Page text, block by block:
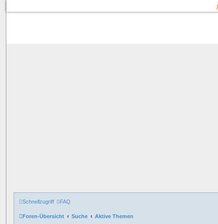
Schnellzugriff FAQ
Foren-Übersicht Suche Aktive Themen